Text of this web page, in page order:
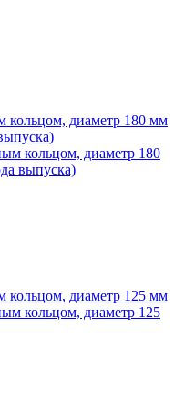
кольцом, диаметр 180 мм
кольцом, диаметр 125 мм